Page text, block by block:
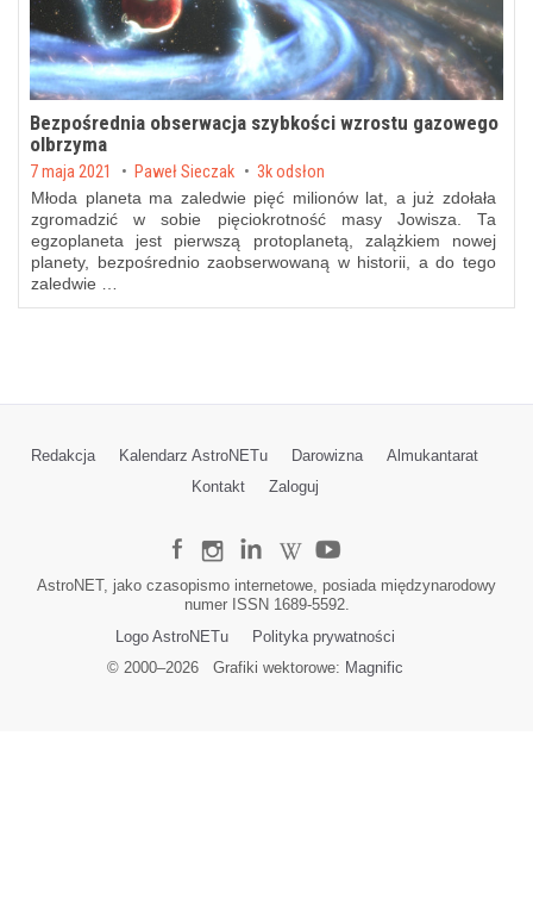
Bezpośrednia obserwacja szybkości wzrostu gazowego
olbrzyma
Posted on
7 maja 2021 by Paweł Sieczak 3k odsłon
Młoda planeta ma zaledwie pięć milionów lat, a już zdołała
zgromadzić w sobie pięciokrotność masy Jowisza. Ta
egzoplaneta jest pierwszą protoplanetą, zalążkiem nowej
planety, bezpośrednio zaobserwowaną w historii, a do tego
zaledwie …
Redakcja Kalendarz AstroNETu Darowizna
Almukantarat
Kontakt
Zaloguj
AstroNET, jako czasopismo internetowe, posiada międzynarodowy
numer ISSN 1689-5592.
Logo AstroNETu
Polityka prywatności
© 2000–2026Grafiki wektorowe: Magnific